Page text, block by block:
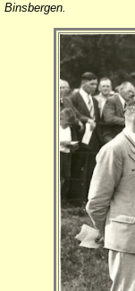
Binsbergen.